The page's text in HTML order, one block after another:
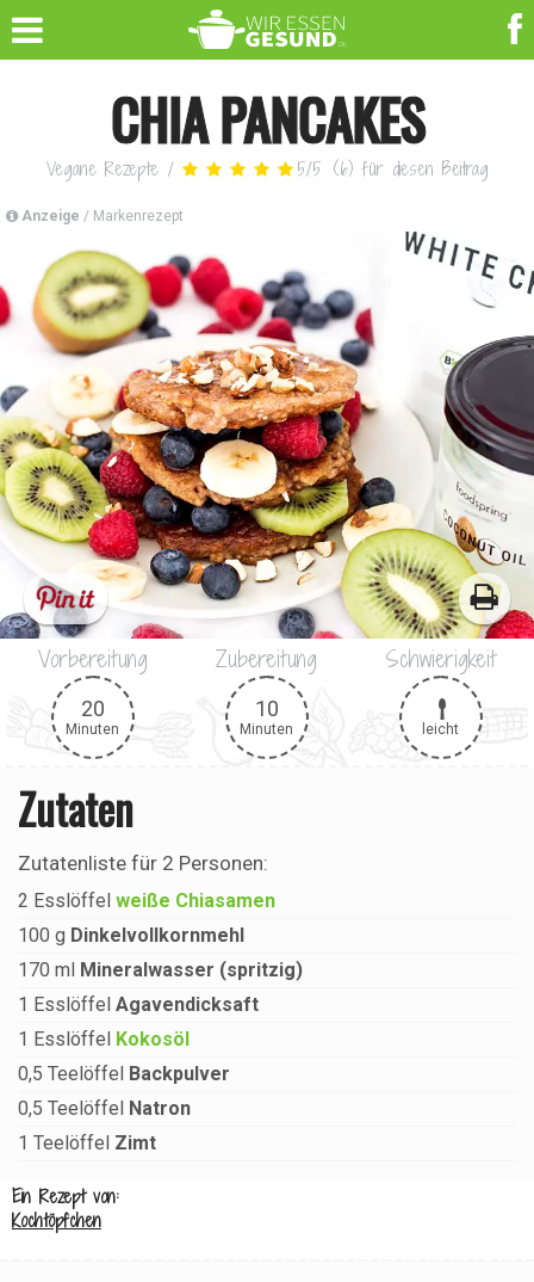
CHIA PANCAKES
Vegane Rezepte/ 5/5 (6) für diesen Beitrag
Anzeige / Markenrezept
Vorbereitung
20
Minuten
Zubereitung
10
Minuten
Schwierigkeit
leicht
Zutaten
Zutatenliste für 2 Personen:
2 Esslöffel weiße Chiasamen
100 g Dinkelvollkornmehl
170 ml
Mineralwasser (spritzig)
1 Esslöffel Agavendicksaft
1 Esslöffel
Kokosöl
0,5 Teelöffel
Backpulver
0,5 Teelöffel
Natron
1 Teelöffel Zimt
Ein Rezept von:
Kochtöpfchen